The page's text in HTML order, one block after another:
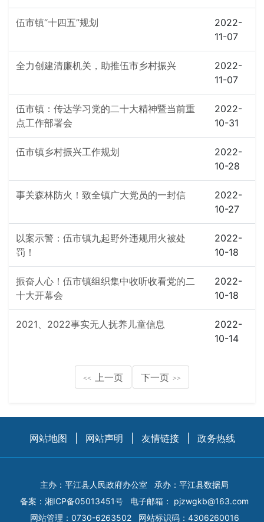
伍市镇“十四五”规划
2022-
11-07
全力创建清廉机关，助推伍市乡村振兴
2022-
11-07
伍市镇：传达学习党的二十大精神暨当前重
点工作部署会
2022-
10-31
伍市镇乡村振兴工作规划
2022-
10-28
事关森林防火！致全镇广大党员的一封信
2022-
10-27
以案示警：伍市镇九起野外违规用火被处
罚！
2022-
10-18
振奋人心！伍市镇组织集中收听收看党的二
十大开幕会
2022-
10-18
2021、2022事实无人抚养儿童信息
2022-
10-14
<< 上一页 下一页 >>
网站地图 网站声明 友情链接 政务热线
主办：平江县人民政府办公室
承办：平江县数据局
备案： 湘ICP备05013451号 电子邮箱： pjzwgkb@163.com
网站管理：0730-6263502
网站标识码：4306260016